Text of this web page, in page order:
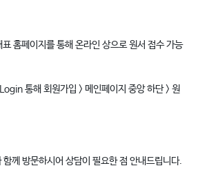
홈페이지를 통해 온라인 상으로 원서 접수 가능
통해 회원가입 > 메인페이지 중앙 하단 > 원
께 방문하시어 상담이 필요한 점 안내드립니다.